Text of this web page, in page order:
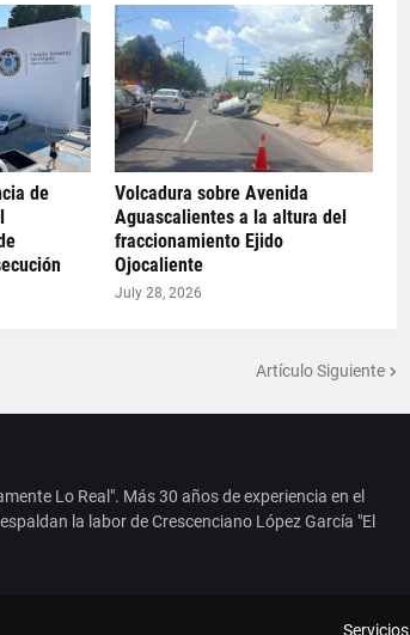
de
Volcadura sobre Avenida
Aguascalientes a la altura del
fraccionamiento Ejido
Ojocaliente
July 28, 2026
Artículo Siguiente
Lo Real". Más 30 años de experiencia en el
la labor de Crescenciano López García "El
Servicios